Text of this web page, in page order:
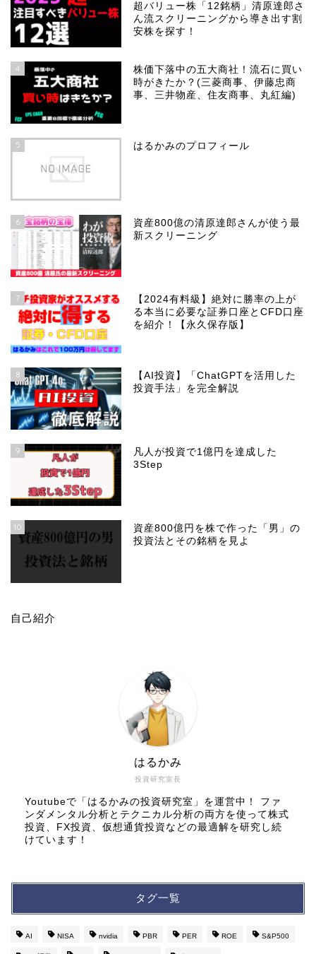
超バリュー株「12銘柄」清原達郎さ
ん流スクリーニングから導き出す割
安株を探す！
4
株価下落中の五大商社！流石に買い
時がきたか？(三菱商事、伊藤忠商
事、三井物産、住友商事、丸紅編)
5 はるかみのプロフィール
6
資産800億の清原達郎さんが使う最
新スクリーニング
7
【2024有料級】絶対に勝率の上が
る本当に必要な証券口座とCFD口座
を紹介！【永久保存版】
8
【AI投資】「ChatGPTを活用した
投資手法」を完全解説
9
凡人が投資で1億円を達成した
3Step
10
資産800億円を株で作った「男」の
投資法とその銘柄を見よ
自己紹介
投資研究室長
はるかみ
Youtubeで「はるかみの投資研究室」を運営中！ ファ
ンダメンタル分析とテクニカル分析の両方を使って株式
投資、FX投資、仮想通貨投資などの最適解を研究し続
けています！
タグ一覧
AI NISA nvidia PBR PER ROE S&P500